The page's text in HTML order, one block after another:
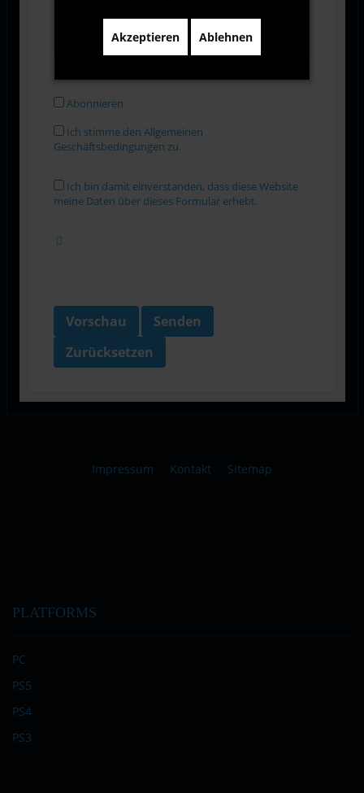
1000Zeichen übrig
Abonnieren
Ich stimme den Allgemeinen
Geschäftsbedingungen zu.
Ich bin damit einverstanden, dass diese Website
meine Daten über dieses Formular erhebt.
Vorschau
Senden
Zurücksetzen
Impressum Kontakt Sitemap
PLATFORMS
PC
PS5
PS4
PS3
Akzeptieren Ablehnen